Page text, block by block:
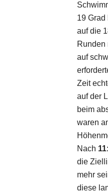
19 Grad
auf die
Runden
auf
Zeit
auf der
beim
waren
Nach
die
mehr
diese